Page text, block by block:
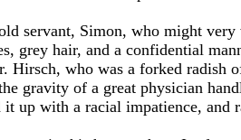
servant, Simon, who might
grey hair, and a confidential
Hirsch, who was a forked
gravity of a great physician
up with a racial impatience, and